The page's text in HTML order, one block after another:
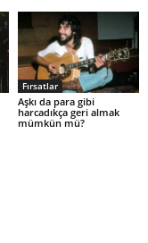
Fırsatlar
Aşkı da para gibi
harcadıkça geri almak
mümkün mü?